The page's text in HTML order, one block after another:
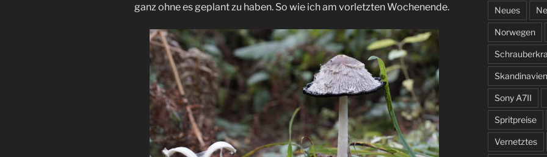
ganz ohne es geplant zu haben. So wie ich am vorletzten Wochenende.
Neues
Norwegen
Skandinavien
Sony A7II
Spritpreise
Vernetztes